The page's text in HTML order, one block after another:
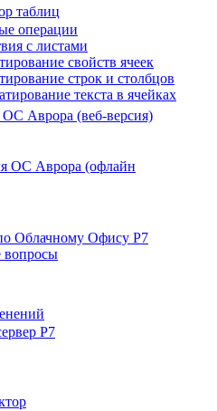
таблиц
операции
с листами
свойств ячеек
строк и столбцов
текста в ячейках
Аврора (веб-версия)
ОС Аврора (офлайн
Облачному Офису Р7
вопросы
Р7